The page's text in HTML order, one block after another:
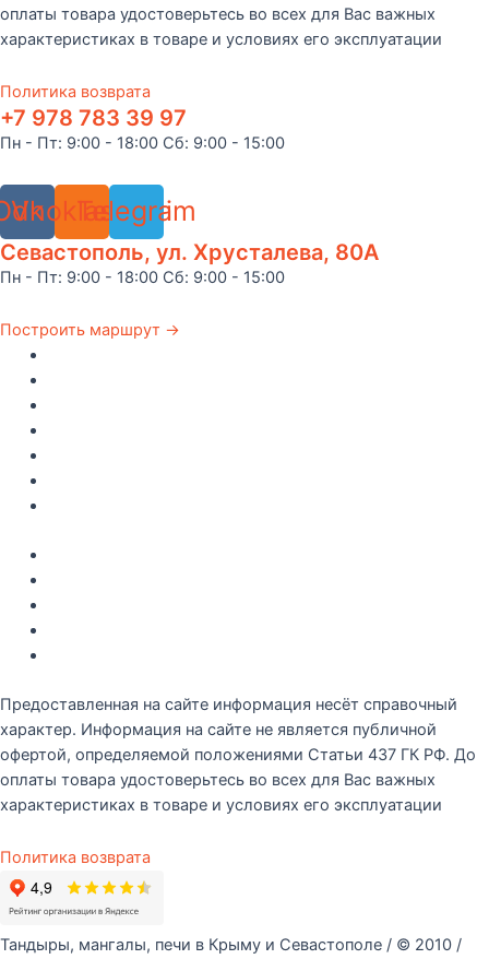
оплаты товара удостоверьтесь во всех для Вас важных
характеристиках в товаре и условиях его эксплуатации
Политика возврата
+7 978 783 39 97
Пн - Пт: 9:00 - 18:00 Сб: 9:00 - 15:00
Vk Telegram
Севастополь, ул. Хрусталева, 80А
Пн - Пт: 9:00 - 18:00 Сб: 9:00 - 15:00
Построить маршрут →
Предоставленная на сайте информация несёт справочный
характер. Информация на сайте не является публичной
офертой, определяемой положениями Статьи 437 ГК РФ. До
оплаты товара удостоверьтесь во всех для Вас важных
характеристиках в товаре и условиях его эксплуатации
Политика возврата
Тандыры, мангалы, печи в Крыму и Севастополе / © 2010 /